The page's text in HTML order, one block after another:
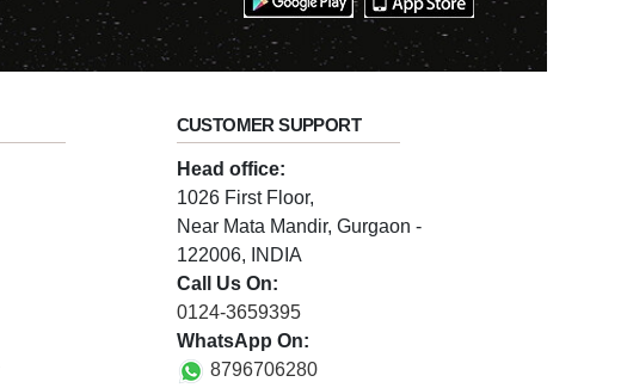
CUSTOMER SUPPORT
Head office:
1026 First Floor,
Near Mata Mandir, Gurgaon -
122006, INDIA
Call Us On:
0124-3659395
WhatsApp On:
8796706280